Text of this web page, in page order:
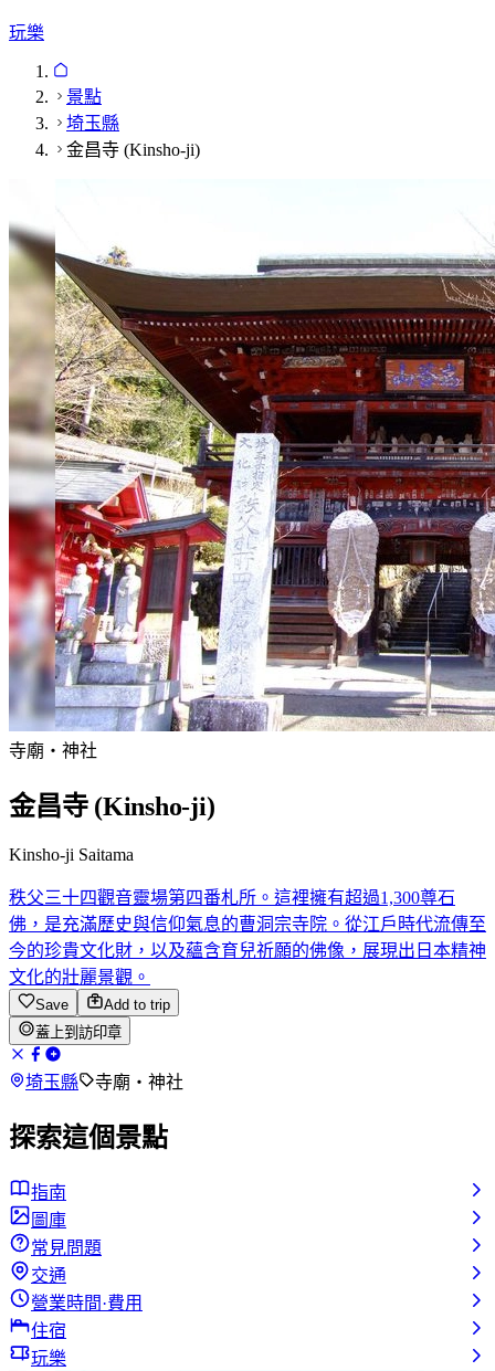
玩樂
景點
埼玉縣
金昌寺 (Kinsho-ji)
寺廟・神社
金昌寺 (Kinsho-ji)
Kinsho-ji Saitama
秩父三十四觀音靈場第四番札所。這裡擁有超過1,300尊石
佛，是充滿歷史與信仰氣息的曹洞宗寺院。從江戶時代流傳至
今的珍貴文化財，以及蘊含育兒祈願的佛像，展現出日本精神
文化的壯麗景觀。
Save
Add to trip
蓋上到訪印章
埼玉縣 寺廟・神社
探索這個景點
指南
圖庫
常見問題
交通
營業時間·費用
住宿
玩樂